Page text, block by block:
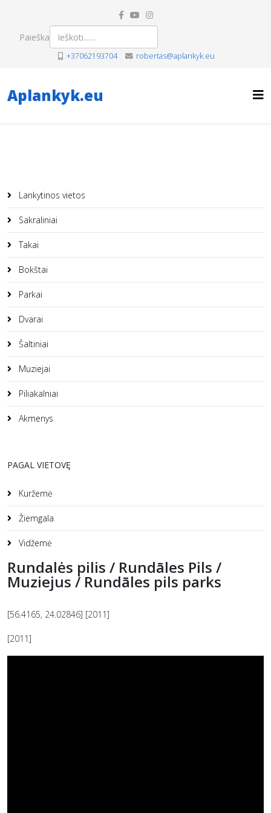
Paieška
+37062193704 robertas@aplankyk.eu
Aplankyk.eu
Lankytinos vietos
Sakraliniai
Takai
Bokštai
Parkai
Dvarai
Šaltiniai
Muziejai
Piliakalniai
Akmenys
PAGAL VIETOVĘ
Kuržemė
Žiemgala
Vidžemė
Rundalės pilis / Rundāles Pils /
Muziejus / Rundāles pils parks
[56.4165, 24.02846] [2011]
[2011]